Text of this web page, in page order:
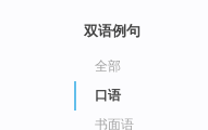
双语例句
全部
口语
书面语